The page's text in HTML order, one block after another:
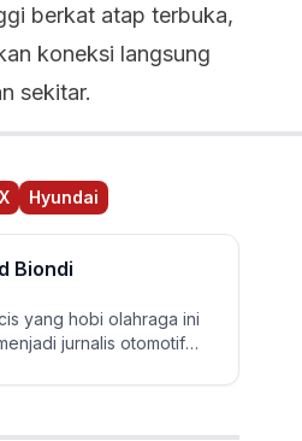
berkat atap terbuka,
koneksi langsung
sekitar.
Hyundai
Biondi
yang hobi olahraga ini
jurnalis otomotif
dan mereview banyak...